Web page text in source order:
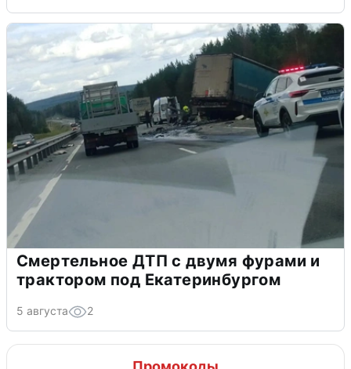
Смертельное ДТП с двумя фурами и
трактором под Екатеринбургом
5 августа 2